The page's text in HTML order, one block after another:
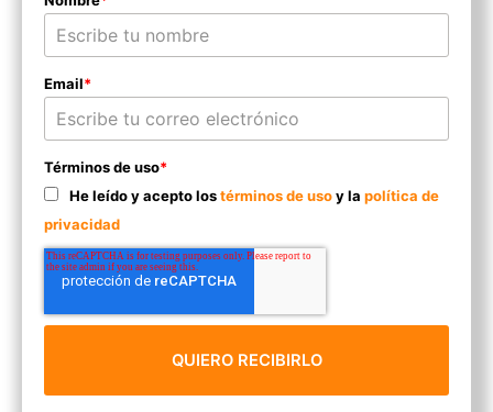
Email*
Términos de uso*
He leído y acepto lostérminos de usoy la política de
privacidad